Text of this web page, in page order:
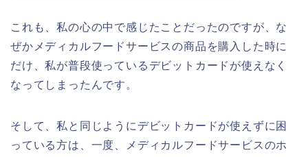
これも、私の心の中で感じたことだったのですが、な
ぜかメディカルフードサービスの商品を購入した時に
だけ、私が普段使っているデビットカードが使えなく
なってしまったんです。
そして、私と同じようにデビットカードが使えずに困
っている方は、一度、メディカルフードサービスのホ